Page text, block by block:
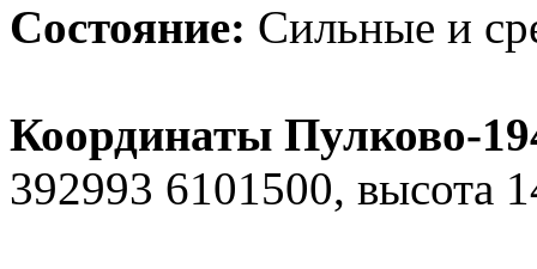
Состояние: Сильные и
Координаты Пулково-
392993 6101500, высота